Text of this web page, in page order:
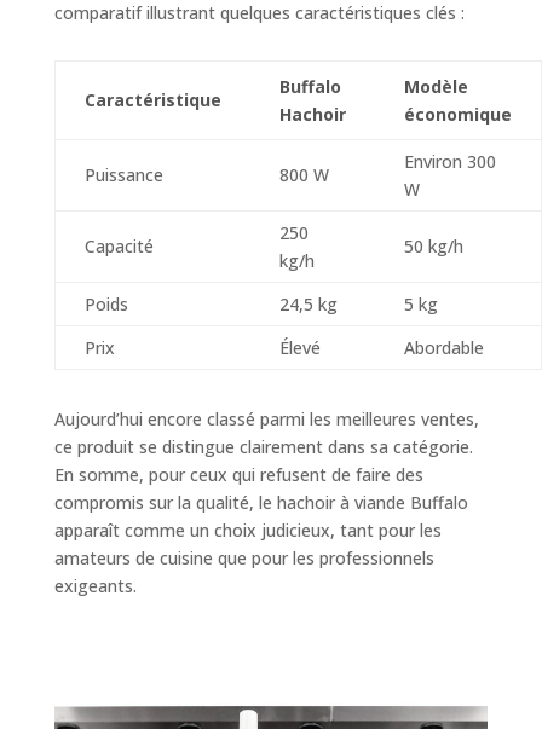
comparatif illustrant quelques caractéristiques clés :
Caractéristique
Buffalo
Hachoir
Modèle
économique
Puissance 800 W
Environ 300
W
Capacité
250
kg/h
50 kg/h
Poids 24,5 kg
5 kg
Prix
Élevé Abordable
Aujourd’hui encore classé parmi les meilleures ventes,
ce produit se distingue clairement dans sa catégorie.
En somme, pour ceux qui refusent de faire des
compromis sur la qualité, le hachoir à viande Buffalo
apparaît comme un choix judicieux, tant pour les
amateurs de cuisine que pour les professionnels
exigeants.